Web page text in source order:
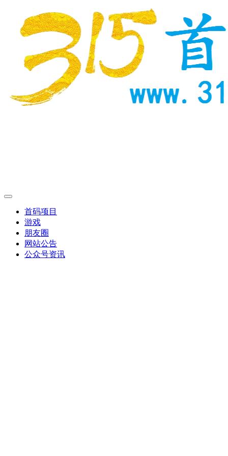
首码项目
游戏
朋友圈
网站公告
公众号资讯